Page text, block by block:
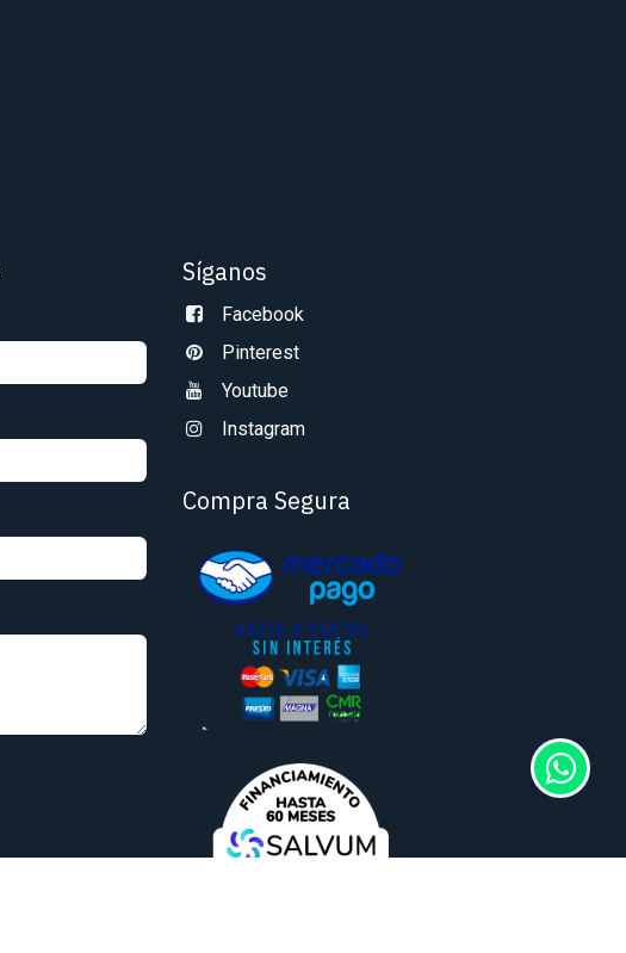
Síganos
Facebook
Pinterest
Youtube
Instagram
Compra Segura